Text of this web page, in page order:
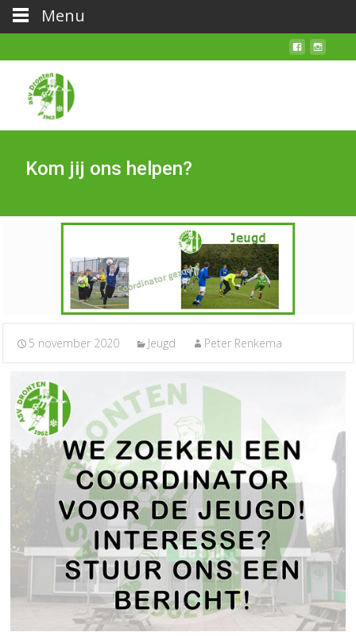
Kom jij ons helpen?
5 november 2020 Jeugd Peter Renkema
Menu